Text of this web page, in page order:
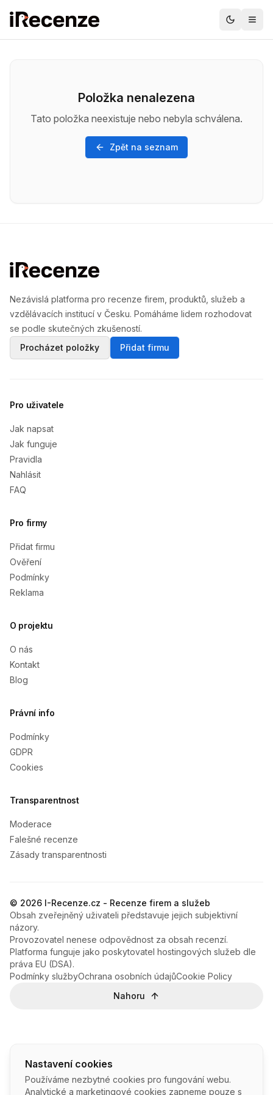
Položka nenalezena
Tato položka neexistuje nebo nebyla schválena.
Zpět na seznam
Nastavení cookies
Používáme nezbytné cookies pro fungování webu.
Analytické a marketingové cookies zapneme pouze s
Nezávislá platforma pro recenze firem, produktů, služeb a
vzdělávacích institucí v Česku. Pomáháme lidem rozhodovat
se podle skutečných zkušeností.
Procházet položky
Přidat firmu
Pro uživatele
Jak napsat
Jak funguje
Pravidla
Nahlásit
FAQ
Pro firmy
Přidat firmu
Ověření
Podmínky
Reklama
O projektu
O nás
Kontakt
Blog
Právní info
Podmínky
GDPR
Cookies
Transparentnost
Moderace
Falešné recenze
Zásady transparentnosti
© 2026 I-Recenze.cz - Recenze firem a služeb
Obsah zveřejněný uživateli představuje jejich subjektivní
názory.
Provozovatel nenese odpovědnost za obsah recenzí.
Platforma funguje jako poskytovatel hostingových služeb dle
práva EU (DSA).
Podmínky službyOchrana osobních údajůCookie Policy
Nahoru